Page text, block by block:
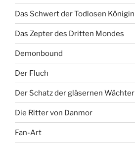
Das Schwert der Todlosen Königin
Das Zepter des Dritten Mondes
Demonbound
Der Fluch
Der Schatz der gläsernen Wächter
Die Ritter von Danmor
Fan-Art